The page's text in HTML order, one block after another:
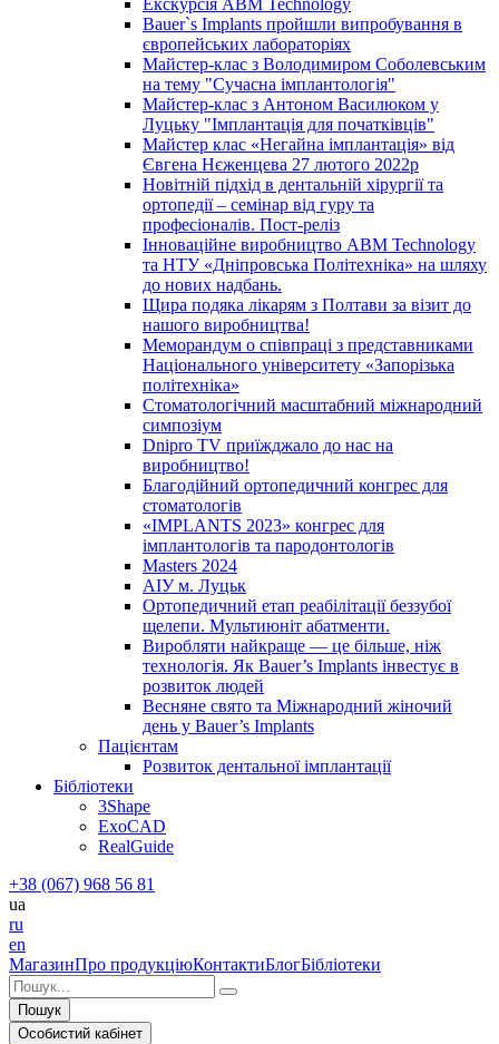
Екскурсія ABM Technology
Bauer`s Implants пройшли випробування в
європейських лабораторіях
Майстер-клас з Володимиром Соболевським
на тему "Сучасна імплантологія"
Майстер-клас з Антоном Василюком у
Луцьку "Імплантація для початківців"
Майстер клас «Негайна імплантація» від
Євгена Нєженцева 27 лютого 2022р
Новітній підхід в дентальній хірургії та
ортопедії – семінар від гуру та
професіоналів. Пост-реліз
Інноваційне виробництво ABM Technology
та НТУ «Дніпровська Політехніка» на шляху
до нових надбань.
Щира подяка лікарям з Полтави за візит до
нашого виробництва!
Меморандум о співпраці з представниками
Національного університету «Запорізька
політехніка»
Стоматологічний масштабний міжнародний
симпозіум
Dnipro TV приїжджало до нас на
виробництво!
Благодійний ортопедичний конгрес для
стоматологів
«IMPLANTS 2023» конгрес для
імплантологів та пародонтологів
Masters 2024
АІУ м. Луцьк
Ортопедичний етап реабілітації беззубої
щелепи. Мультиюніт абатменти.
Виробляти найкраще — це більше, ніж
технологія. Як Bauer’s Implants інвестує в
розвиток людей
Весняне свято та Міжнародний жіночий
день у Bauer’s Implants
Пацієнтам
Розвиток дентальної імплантації
Бібліотеки
3Shape
ExoCAD
RealGuide
+38 (067) 968 56 81
ua
ru
en
МагазинПро продукціюКонтактиБлогБібліотеки
Пошук
Особистий кабінет